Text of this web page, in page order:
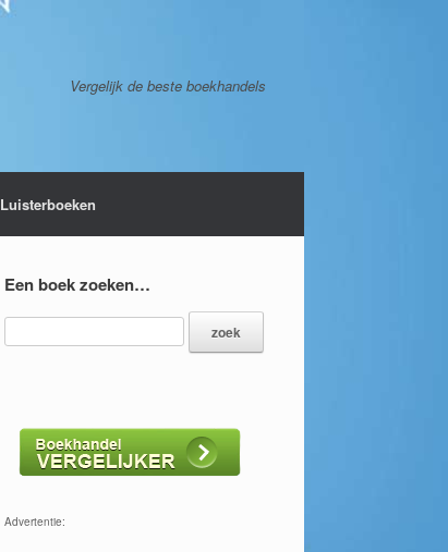
Vergelijk de beste boekhandels
Luisterboeken
Een boek zoeken…
Advertentie: